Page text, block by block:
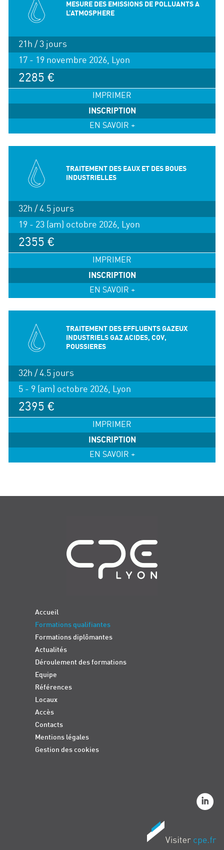
MESURE DES EMISSIONS DE POLLUANTS A
L’ATMOSPHERE
21h / 3 jours
17 - 19 novembre 2026, Lyon
2285 €
IMPRIMER
INSCRIPTION
EN SAVOIR +
TRAITEMENT DES EAUX ET DES BOUES
INDUSTRIELLES
32h / 4.5 jours
19 - 23 (am) octobre 2026, Lyon
2355 €
IMPRIMER
INSCRIPTION
EN SAVOIR +
TRAITEMENT DES EFFLUENTS GAZEUX
INDUSTRIELS GAZ ACIDES, COV,
POUSSIERES
32h / 4.5 jours
5 - 9 (am) octobre 2026, Lyon
2395 €
IMPRIMER
INSCRIPTION
EN SAVOIR +
Accueil
Formations qualifiantes
Formations diplômantes
Actualités
Déroulement des formations
Equipe
Références
Locaux
Accès
Contacts
Mentions légales
Gestion des cookies